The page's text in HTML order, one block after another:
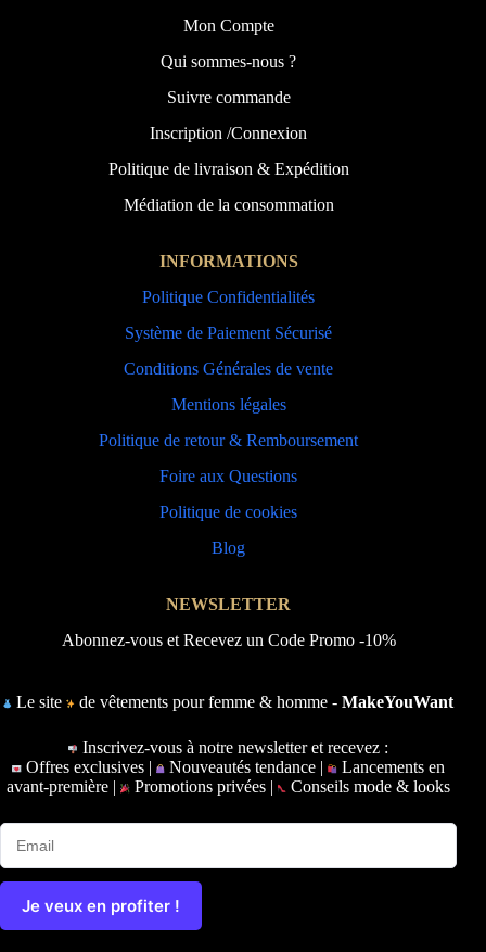
Mon Compte
Qui sommes-nous ?
Suivre commande
Inscription /Connexion
Politique de livraison & Expédition
Médiation de la consommation
INFORMATIONS
Politique Confidentialités
Système de Paiement Sécurisé
Conditions Générales de vente
Mentions légales
Politique de retour & Remboursement
Foire aux Questions
Politique de cookies
Blog
NEWSLETTER
Abonnez-vous et Recevez un Code Promo -10%
Le site de vêtements pour femme & homme -MakeYouWant
Inscrivez-vous à notre newsletter et recevez :
Offres exclusives |
Nouveautés tendance |
Lancements en
avant-première | Promotions privées | Conseils mode & looks
Je veux en profiter !